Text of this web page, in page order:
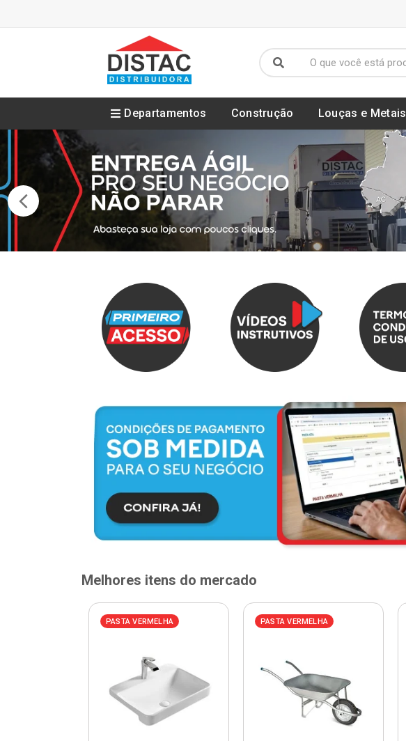
Departamentos Construção Louças e Metais
Melhores itens do mercado
PASTA VERMELHA PASTA VERMELHA